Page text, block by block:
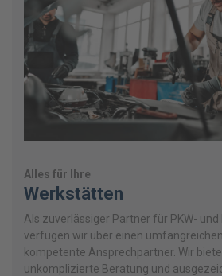
Alles für Ihre
Werkstätten
Als zuverlässiger Partner für PKW- und
verfügen wir über einen
kompetente Ansprechpartner. Wir
unkomplizierte Beratung und